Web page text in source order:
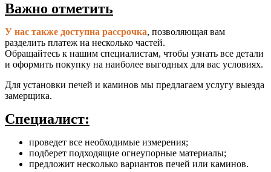
Важно отметить
У нас также доступна рассрочка, позволяющая вам
разделить платеж на несколько частей.
Обращайтесь к нашим специалистам, чтобы узнать все детали
и оформить покупку на наиболее выгодных для вас условиях.
Для установки печей и каминов мы предлагаем услугу выезда
замерщика.
Специалист:
проведет все необходимые измерения;
подберет подходящие огнеупорные материалы;
предложит несколько вариантов печей или каминов.